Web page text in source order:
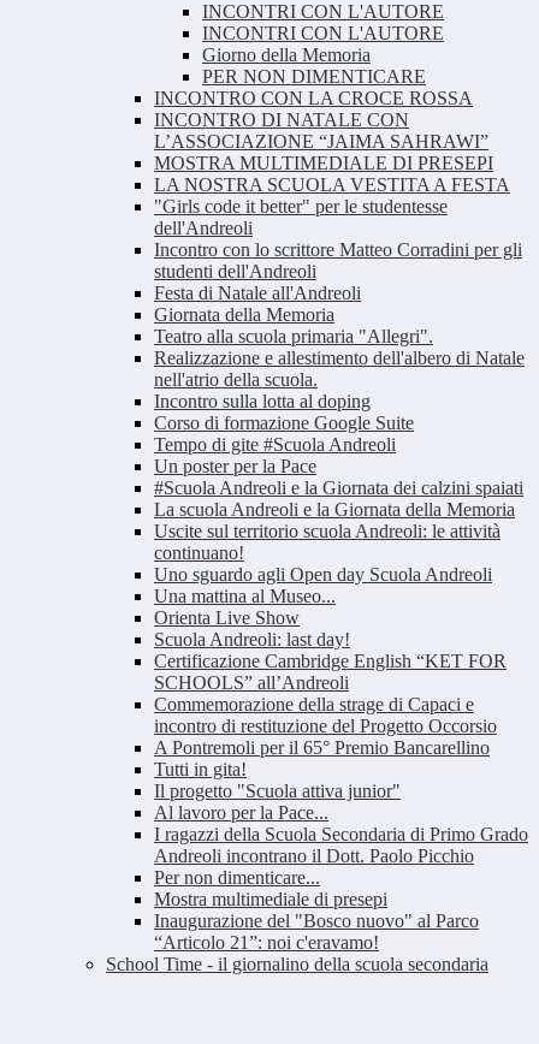
INCONTRI CON L'AUTORE
INCONTRI CON L'AUTORE
Giorno della Memoria
PER NON DIMENTICARE
INCONTRO CON LA CROCE ROSSA
INCONTRO DI NATALE CON
L’ASSOCIAZIONE “JAIMA SAHRAWI”
MOSTRA MULTIMEDIALE DI PRESEPI
LA NOSTRA SCUOLA VESTITA A FESTA
"Girls code it better" per le studentesse
dell'Andreoli
Incontro con lo scrittore Matteo Corradini per gli
studenti dell'Andreoli
Festa di Natale all'Andreoli
Giornata della Memoria
Teatro alla scuola primaria "Allegri".
Realizzazione e allestimento dell'albero di Natale
nell'atrio della scuola.
Incontro sulla lotta al doping
Corso di formazione Google Suite
Tempo di gite #Scuola Andreoli
Un poster per la Pace
#Scuola Andreoli e la Giornata dei calzini spaiati
La scuola Andreoli e la Giornata della Memoria
Uscite sul territorio scuola Andreoli: le attività
continuano!
Uno sguardo agli Open day Scuola Andreoli
Una mattina al Museo...
Orienta Live Show
Scuola Andreoli: last day!
Certificazione Cambridge English “KET FOR
SCHOOLS” all’Andreoli
Commemorazione della strage di Capaci e
incontro di restituzione del Progetto Occorsio
A Pontremoli per il 65° Premio Bancarellino
Tutti in gita!
Il progetto "Scuola attiva junior"
Al lavoro per la Pace...
I ragazzi della Scuola Secondaria di Primo Grado
Andreoli incontrano il Dott. Paolo Picchio
Per non dimenticare...
Mostra multimediale di presepi
Inaugurazione del "Bosco nuovo" al Parco
“Articolo 21”: noi c'eravamo!
School Time - il giornalino della scuola secondaria